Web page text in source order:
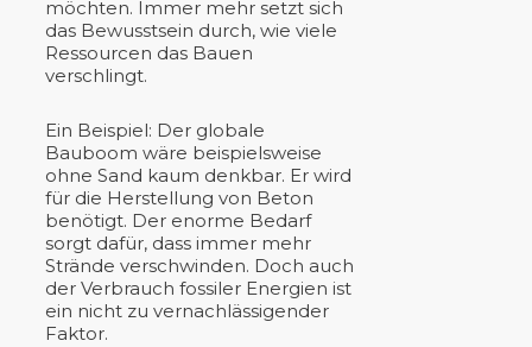
möchten. Immer mehr setzt sich
das Bewusstsein durch, wie viele
Ressourcen das Bauen
verschlingt.
Ein Beispiel: Der globale
Bauboom wäre beispielsweise
ohne Sand kaum denkbar. Er wird
für die Herstellung von Beton
benötigt. Der enorme Bedarf
sorgt dafür, dass immer mehr
Strände verschwinden. Doch auch
der Verbrauch fossiler Energien ist
ein nicht zu vernachlässigender
Faktor.